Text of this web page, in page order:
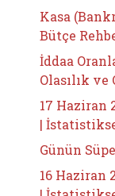
Kasa
Bütçe
İddaa
Olasılık ve
17 Haziran
|
Günün
16 Haziran